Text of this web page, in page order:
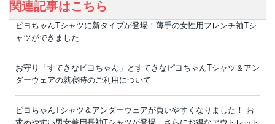
関連記事はこちら
ピヨちゃんTシャツに新タイプが登場！薄手の女性用フレンチ袖Tシ
ャツができました
お守り「すてきなピヨちゃん」とすてきなピヨちゃんTシャツ＆アン
ダーウェアの就寝時のご利用について
ピヨちゃんTシャツ＆アンダーウェアが買いやすくなりました！ お